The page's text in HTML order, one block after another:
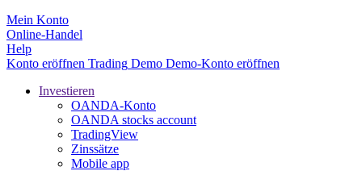
Mein Konto
Online-Handel
Help
Konto eröffnen Trading Demo Demo-Konto eröffnen
Investieren
OANDA-Konto
OANDA stocks account
TradingView
Zinssätze
Mobile app